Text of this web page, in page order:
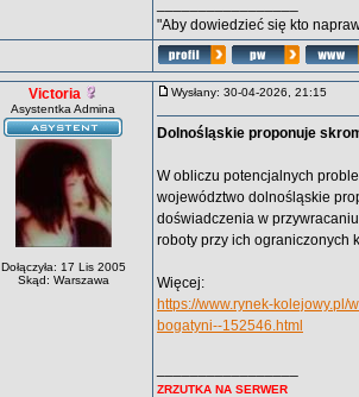
"Aby dowiedzieć się kto
Victoria
Asystentka Admina
Dołączyła: 17 Lis 2005
Skąd: Warszawa
Wysłany: 30-04-2026, 21:15
Dolnośląskie proponuje
W obliczu potencjalnych
województwo dolnośląskie
doświadczenia w
roboty przy ich ograniczonych
Więcej:
https://www.rynek-
bogatyni--152546.html
ZRZUTKA NA SERWER